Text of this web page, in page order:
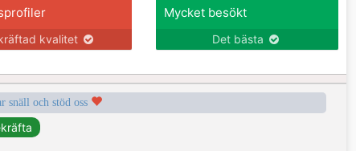
kvalitet
Mycket besökt
Det bästa
snäll och stöd oss